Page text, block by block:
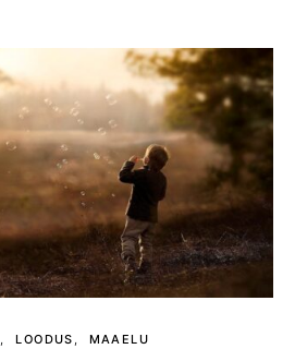
LOODUS MAAELU